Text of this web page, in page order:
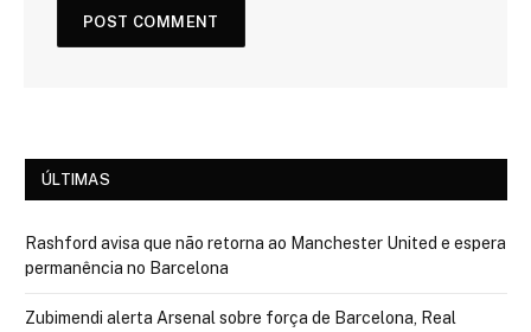
ÚLTIMAS
Rashford avisa que não retorna ao Manchester United e espera
permanência no Barcelona
Zubimendi alerta Arsenal sobre força de Barcelona, Real